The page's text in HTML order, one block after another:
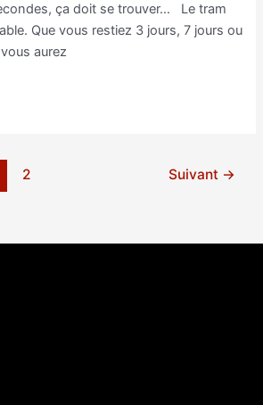
ça doit se trouver… Le tram
Que vous restiez 3 jours, 7 jours ou
aurez
2 Suivant →